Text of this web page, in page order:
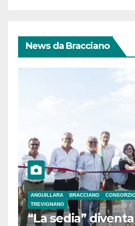
News da Bracciano
ANGUILLARA BRACCIANO
TREVIGNANO
“La sedia” diventa